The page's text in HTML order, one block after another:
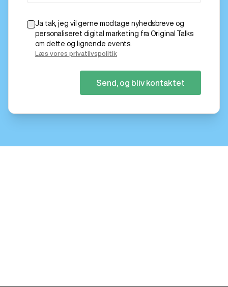
Ja tak, jeg vil gerne modtage nyhedsbreve og
personaliseret digital marketing fra Original Talks
om dette og lignende events.
Læs vores privatlivspolitik
Send, og bliv kontaktet